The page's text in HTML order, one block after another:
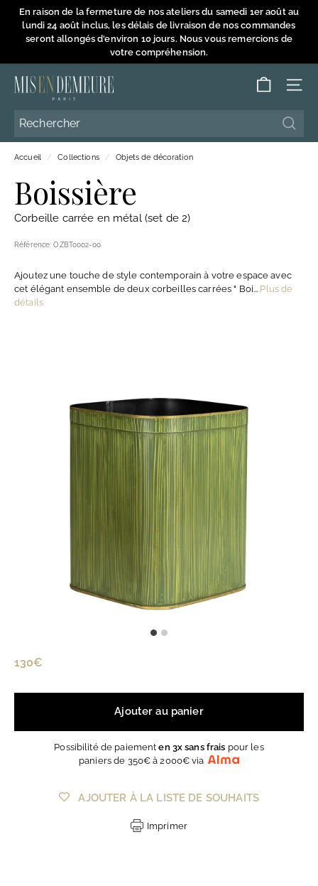
Passer
Diaporama
Pause
En raison de la fermeture de nos ateliers du samedi 1er août au
lundi 24 août inclus, les délais de livraison de nos commandes
seront allongés d'environ 10 jours. Nous vous remercions de
votre compréhension.
M
s
e
n
D
e
m
e
r
e
Accueil / Collections / Objets de décoration
Boissière
Corbeille carrée en métal (set de 2)
Référence:OZBT0002-00
Ajoutez une touche de style contemporain à votre espace avec
cet élégant ensemble de deux corbeilles carrées " Boi... Plus de
détails
Prix
130€
Ajouter au panier
Possibilité de paiementen 3x sans frais pour les
paniers de 350€ à 2000€ via
AJOUTER À LA LISTE DE SOUHAITS
Imprimer